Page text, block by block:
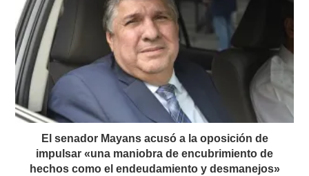
El senador Mayans acusó a la oposición de
impulsar «una maniobra de encubrimiento de
hechos como el endeudamiento y desmanejos»